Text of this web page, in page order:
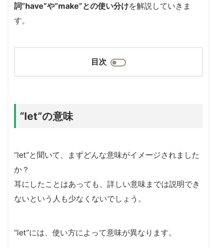
詞”have”や”make”との使い分けを解説していきま
す。
目次
“let”の意味
“let”と聞いて、まずどんな意味がイメージされました
か？
耳にしたことはあっても、詳しい意味までは説明でき
ないという人も少なくないでしょう。
“let”には、使い方によって意味が異なります。